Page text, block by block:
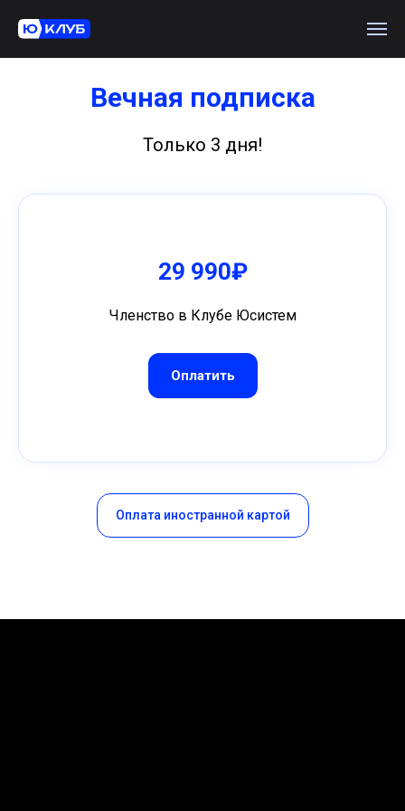
Вечная подписка
Только 3 дня!
29 990₽
Членство в Клубе Юсистем
Оплатить
Оплата иностранной картой